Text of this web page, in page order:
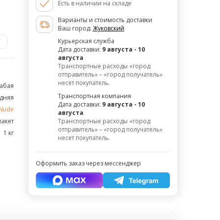
1 кг
Есть в наличии на складе
Варианты и стоимость доставки
Ваш город: Жуковский
Курьерская служба
Дата доставки: 9 августа - 10
августа
Транспортные расходы «город
отправитель» – «город получатель»
несет покупатель.
Транспортная компания
Дата доставки: 9 августа - 10
августа
Транспортные расходы «город
отправитель» – «город получатель»
несет покупатель.
Оформить заказ через мессенджер